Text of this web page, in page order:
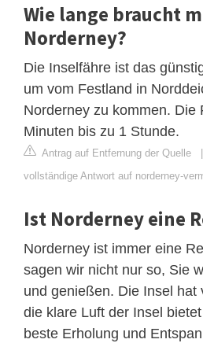
Wie lange braucht
Norderney?
Die Inselfähre ist das
um vom Festland in
Norderney zu kommen. Die
Minuten bis zu 1 Stunde.
Antrag auf Entfernung der Quelle
vollständige Antwort auf norderney-
Ist Norderney eine
Norderney ist immer eine
sagen wir nicht nur so, Sie
und genießen. Die Insel hat
die klare Luft der Insel
beste Erholung und